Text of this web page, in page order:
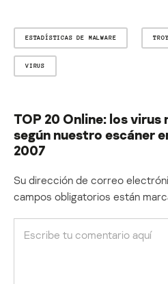
ESTADÍSTICAS DE MALWARE
VIRUS
TOP 20 Online: los
según nuestro escáner
2007
Su dirección de correo
campos obligatorios están